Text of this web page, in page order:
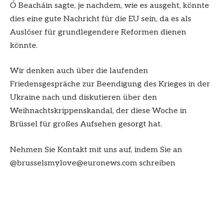
Ó Beacháin sagte, je nachdem, wie es ausgeht, könnte
dies eine gute Nachricht für die EU sein, da es als
Auslöser für grundlegendere Reformen dienen
könnte.
Wir denken auch über die laufenden
Friedensgespräche zur Beendigung des Krieges in der
Ukraine nach und diskutieren über den
Weihnachtskrippenskandal, der diese Woche in
Brüssel für großes Aufsehen gesorgt hat.
Nehmen Sie Kontakt mit uns auf, indem Sie an
@brusselsmylove@euronews.com schreiben